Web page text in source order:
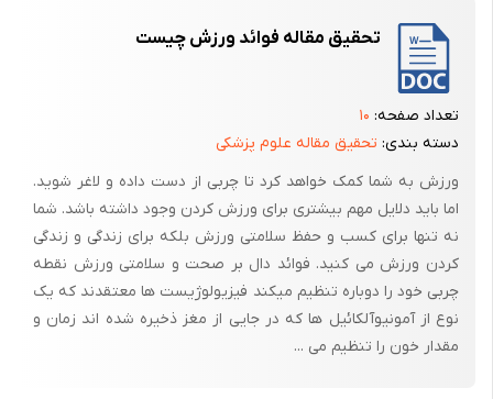
کربوهیدرات نداشته باشد یا ذخایر گلیکوژن بدن تقریباً به اتمام برسد تولید
انرژی مختل می‌شود و در نتیجه بدن ناگزیر است برای ایجاد انرژی از مواد
پروتئینی و چربی‌ها استفاده کند. بنابراین باید، در برنامه غذایی مقدار کافی
کربوهیدرات موجود باشد، در غیر اینصورت، منابع پروتئین غذایی، که در
کالری به مصرف می‌رسند. حتی ممکن است در این مسیر مقداری از پرتئینهای
ساختمانی بدن نیز تجزیه و مصرف شوند.
هر 3 واکنش ناشی از سوختن 3 دسته ماده غذایی را «گلیکولیز هوازی»
گلوکز است.
تحقیق مقاله فوائد ورزش چیست
تعداد صفحه: ۱۰
دسته بندی: تحقیق مقاله علوم پزشکی
ورزش به شما کمک خواهد کرد تا چربی از دست داده و لاغر شوید.
اما باید دلایل مهم بیشتری برای ورزش کردن وجود داشته باشد. شما
نه تنها برای کسب و حفظ سلامتی ورزش بلکه برای زندگی و زندگی
کردن ورزش می کنید. فوائد دال بر صحت و سلامتی ورزش نقطه
چربی خود را دوباره تنظیم میکند فیزیولوژیست ها معتقدند که یک
نوع از آمونیوآلکائیل ها که در جایی از مغز ذخیره شده اند زمان و
مقدار خون را تنظیم می ...